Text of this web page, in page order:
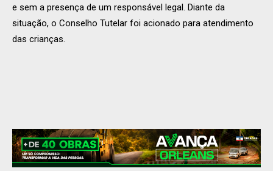
e sem a presença de um responsável legal. Diante da
situação, o Conselho Tutelar foi acionado para atendimento
das crianças.